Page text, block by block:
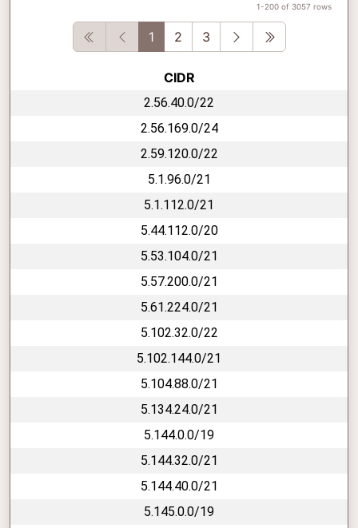
1-200 of 3057 rows
First Previous
1 2 3 Next Last
CIDR
2.56.40.0/22
2.56.169.0/24
2.59.120.0/22
5.1.96.0/21
5.1.112.0/21
5.44.112.0/20
5.53.104.0/21
5.57.200.0/21
5.61.224.0/21
5.102.32.0/22
5.102.144.0/21
5.104.88.0/21
5.134.24.0/21
5.144.0.0/19
5.144.32.0/21
5.144.40.0/21
5.145.0.0/19